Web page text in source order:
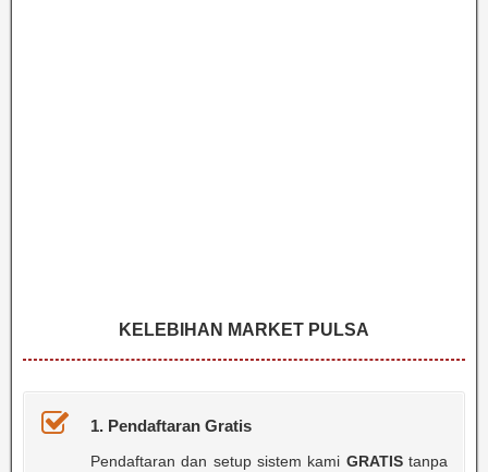
KELEBIHAN MARKET PULSA
1. Pendaftaran Gratis
Pendaftaran dan setup sistem kami GRATIStanpa